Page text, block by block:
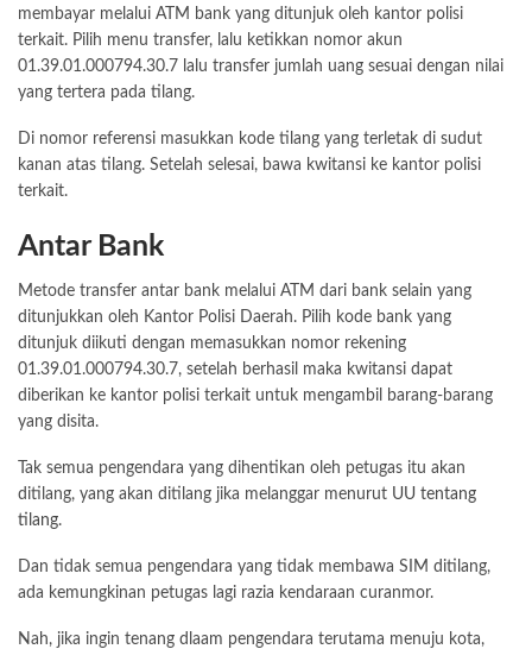
membayar melalui ATM bank yang ditunjuk oleh kantor polisi
terkait. Pilih menu transfer, lalu ketikkan nomor akun
01.39.01.000794.30.7 lalu transfer jumlah uang sesuai dengan nilai
yang tertera pada tilang.
Di nomor referensi masukkan kode tilang yang terletak di sudut
kanan atas tilang. Setelah selesai, bawa kwitansi ke kantor polisi
terkait.
Antar Bank
Metode transfer antar bank melalui ATM dari bank selain yang
ditunjukkan oleh Kantor Polisi Daerah. Pilih kode bank yang
ditunjuk diikuti dengan memasukkan nomor rekening
01.39.01.000794.30.7, setelah berhasil maka kwitansi dapat
diberikan ke kantor polisi terkait untuk mengambil barang-barang
yang disita.
Tak semua pengendara yang dihentikan oleh petugas itu akan
ditilang, yang akan ditilang jika melanggar menurut UU tentang
tilang.
Dan tidak semua pengendara yang tidak membawa SIM ditilang,
ada kemungkinan petugas lagi razia kendaraan curanmor.
Nah, jika ingin tenang dlaam pengendara terutama menuju kota,